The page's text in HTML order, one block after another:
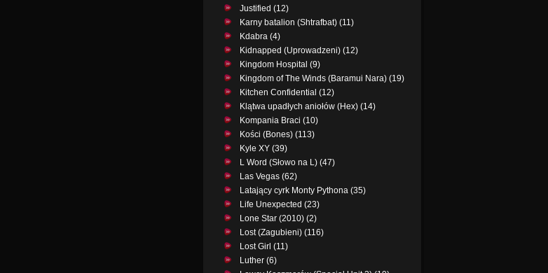
Justified (12)
Karny batalion (Shtrafbat) (11)
Kdabra (4)
Kidnapped (Uprowadzeni) (12)
Kingdom Hospital (9)
Kingdom of The Winds (Baramui Nara) (19)
Kitchen Confidential (12)
Klątwa upadłych aniołów (Hex) (14)
Kompania Braci (10)
Kości (Bones) (113)
Kyle XY (39)
L Word (Słowo na L) (47)
Las Vegas (62)
Latający cyrk Monty Pythona (35)
Life Unexpected (23)
Lone Star (2010) (2)
Lost (Zagubieni) (116)
Lost Girl (11)
Luther (6)